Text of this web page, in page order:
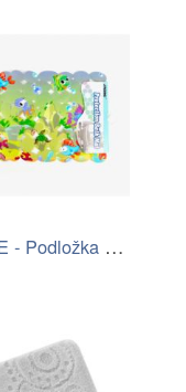
PROHOME - Podložka do vany 34x68cm